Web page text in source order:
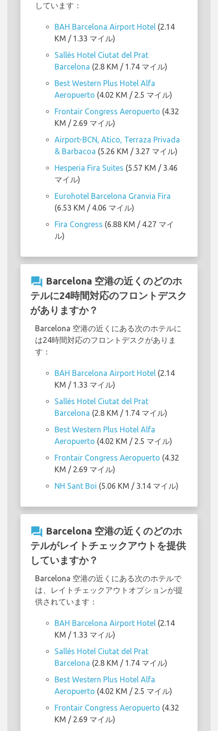
しています：
BAH Barcelona Airport Hotel (2.14
KM / 1.33 マイル)
Sallés Hotel Ciutat del Prat
Barcelona (2.8 KM / 1.74 マイル)
Best Western Plus Hotel Alfa
Aeropuerto (4.02 KM / 2.5 マイル)
Frontair Congress Aeropuerto (4.32
KM / 2.69 マイル)
Airport-BCN, Atico, Terraza Privada
& Barbacoa (5.26 KM / 3.27 マイル)
Hesperia Fira Suites (5.57 KM / 3.46
マイル)
Eurohotel Barcelona Granvia Fira
(6.53 KM / 4.06 マイル)
Fira Congress (6.88 KM / 4.27 マイ
ル)
question_answer Barcelona 空港の近くのどのホ
テルに24時間対応のフロントデスク
がありますか？
Barcelona 空港の近くにある次のホテルに
は24時間対応のフロントデスクがありま
す：
BAH Barcelona Airport Hotel (2.14
KM / 1.33 マイル)
Sallés Hotel Ciutat del Prat
Barcelona (2.8 KM / 1.74 マイル)
Best Western Plus Hotel Alfa
Aeropuerto (4.02 KM / 2.5 マイル)
Frontair Congress Aeropuerto (4.32
KM / 2.69 マイル)
NH Sant Boi (5.06 KM / 3.14 マイル)
question_answer Barcelona 空港の近くのどのホ
テルがレイトチェックアウトを提供
していますか？
Barcelona 空港の近くにある次のホテルで
は、レイトチェックアウトオプションが提
供されています：
BAH Barcelona Airport Hotel (2.14
KM / 1.33 マイル)
Sallés Hotel Ciutat del Prat
Barcelona (2.8 KM / 1.74 マイル)
Best Western Plus Hotel Alfa
Aeropuerto (4.02 KM / 2.5 マイル)
Frontair Congress Aeropuerto (4.32
KM / 2.69 マイル)